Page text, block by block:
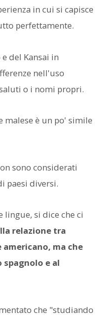
in cui si capisce
perfettamente.
del Kansai in
nell'uso
o i nomi propri.
malese è un po' simile
sono considerati
paesi diversi.
lingue, si dice che ci
relazione tra
ma che
e al
che "studiando